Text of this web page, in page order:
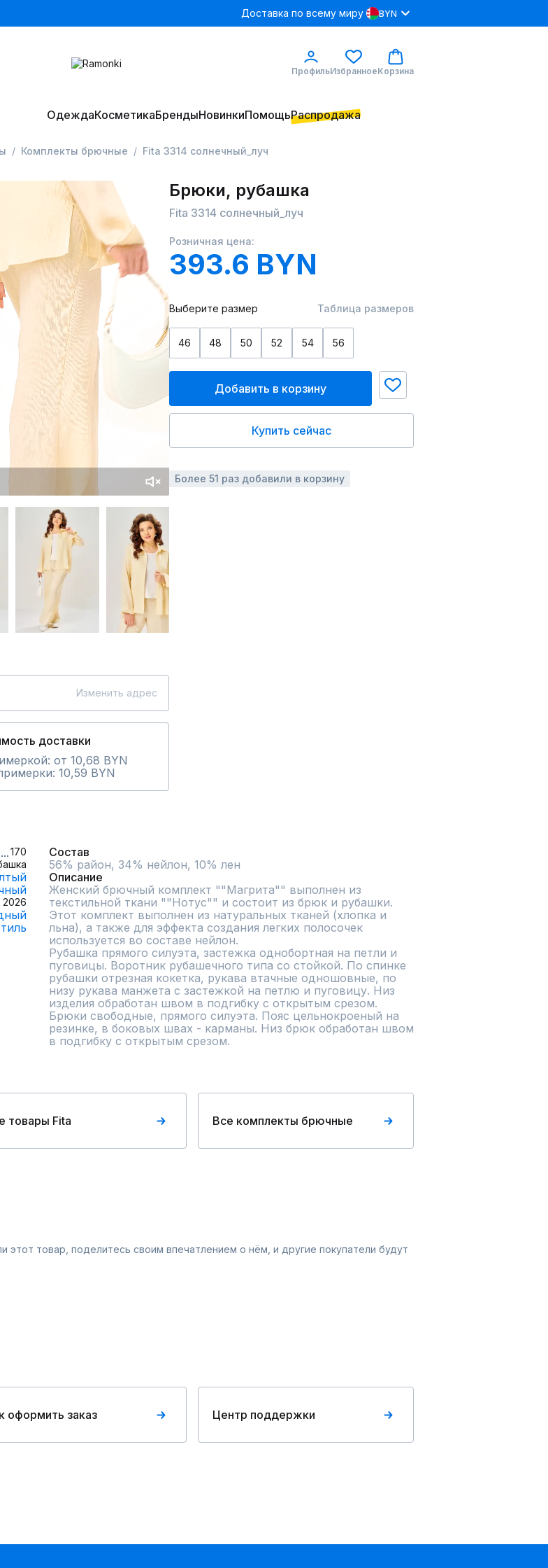
Доставка по всему миру BYN
ПрофильИзбранноеКорзина
ОдеждаКосметикаБрендыНовинкиПомощьРаспродажа
Комплекты брючные Fita 3314 солнечный_луч
Изменить адрес
доставки
от 10,68 BYN
10,59 BYN
Брюки, рубашка
Fita 3314 солнечный_луч
Розничная цена:
393.6 BYN
Выберите размер Таблица размеров
46 48 50 52 54 56
Добавить в корзину
Купить сейчас
Более 51 раз добавили в корзину
170
Состав
Описание
Женский брючный комплект ""Магрита"" выполнен из
текстильной ткани ""Нотус"" и состоит из брюк и рубашки.
Этот комплект выполнен из натуральных тканей (хлопка и
льна), а также для эффекта создания легких полосочек
используется во составе нейлон.
Рубашка прямого силуэта, застежка однобортная на петли и
пуговицы. Воротник рубашечного типа со стойкой. По спинке
рубашки отрезная кокетка, рукава втачные одношовные, по
низу рукава манжета с застежкой на петлю и пуговицу. Низ
изделия обработан швом в подгибку с открытым срезом.
Брюки свободные, прямого силуэта. Пояс цельнокроеный на
резинке, в боковых швах - карманы. Низ брюк обработан швом
в подгибку с открытым срезом.
товары Fita Все комплекты брючные
этот товар, поделитесь своим впечатлением о нём, и другие покупатели будут
оформить заказ Центр поддержки